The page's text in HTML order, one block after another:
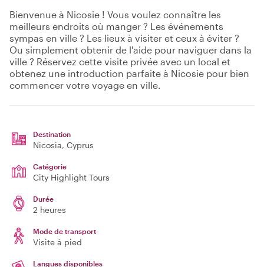
Bienvenue à Nicosie ! Vous voulez connaître les
meilleurs endroits où manger ? Les événements
sympas en ville ? Les lieux à visiter et ceux à éviter ?
Ou simplement obtenir de l'aide pour naviguer dans la
ville ? Réservez cette visite privée avec un local et
obtenez une introduction parfaite à Nicosie pour bien
commencer votre voyage en ville.
Destination
Nicosia, Cyprus
Catégorie
City Highlight Tours
Durée
2 heures
Mode de transport
Visite à pied
Langues disponibles